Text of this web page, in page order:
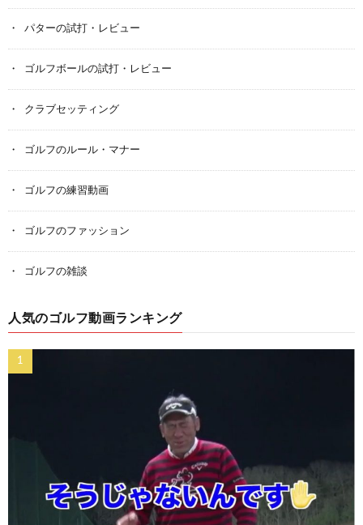
パターの試打・レビュー
ゴルフボールの試打・レビュー
クラブセッティング
ゴルフのルール・マナー
ゴルフの練習動画
ゴルフのファッション
ゴルフの雑談
人気のゴルフ動画ランキング